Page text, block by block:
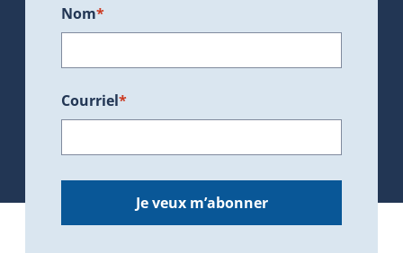
Nom*
Courriel*
Je veux m’abonner